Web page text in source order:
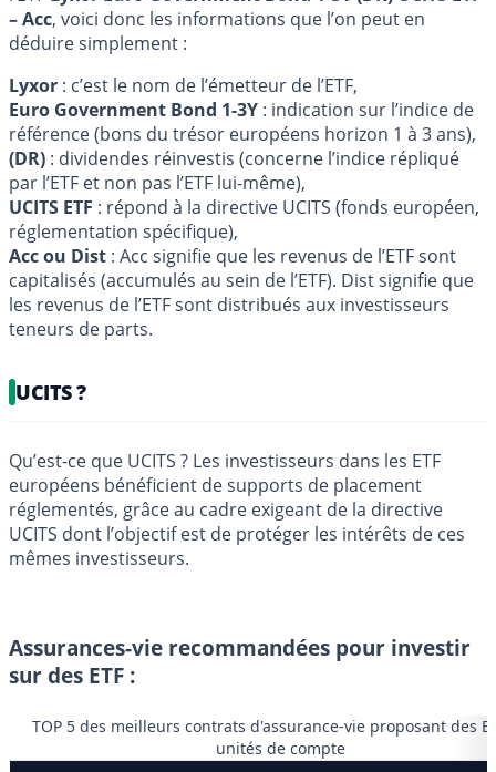
– Acc, voici donc les informations que l’on peut en
déduire simplement :
Lyxor : c’est le nom de l’émetteur de l’ETF,
Euro Government Bond 1-3Y : indication sur l’indice de
référence (bons du trésor européens horizon 1 à 3 ans),
(DR) : dividendes réinvestis (concerne l’indice répliqué
par l’ETF et non pas l’ETF lui-même),
UCITS ETF : répond à la directive UCITS (fonds européen,
réglementation spécifique),
Acc ou Dist : Acc signifie que les revenus de l’ETF sont
capitalisés (accumulés au sein de l’ETF). Dist signifie que
les revenus de l’ETF sont distribués aux investisseurs
teneurs de parts.
UCITS ?
Qu’est-ce que UCITS ? Les investisseurs dans les ETF
européens bénéficient de supports de placement
réglementés, grâce au cadre exigeant de la directive
UCITS dont l’objectif est de protéger les intérêts de ces
mêmes investisseurs.
Assurances-vie recommandées pour investir
sur des ETF :
TOP 5 des meilleurs contrats d'assurance-vie proposant des
unités de compte